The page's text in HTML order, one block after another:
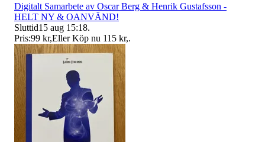
Digitalt Samarbete av Oscar Berg & Henrik Gustafsson -
HELT NY & OANVÄND!
Sluttid15 aug 15:18.
Pris:99 kr,Eller Köp nu 115 kr,.